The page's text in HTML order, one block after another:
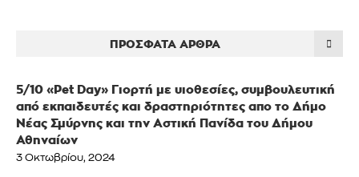
ΠΡΌΣΦΑΤΑ ΆΡΘΡΑ
5/10 «Pet Day» Γιορτή με υιοθεσίες, συμβουλευτική
από εκπαιδευτές και δραστηριότητες απο το Δήμο
Νέας Σμύρνης και την Αστική Πανίδα του Δήμου
Αθηναίων
3 Οκτωβρίου, 2024